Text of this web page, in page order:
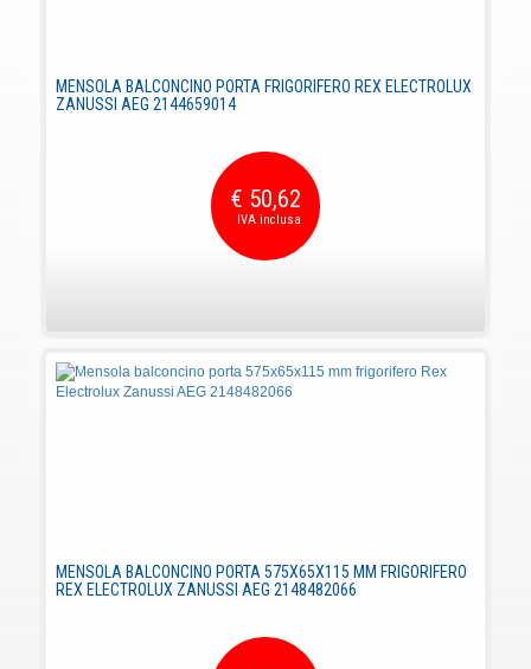
MENSOLA BALCONCINO PORTA FRIGORIFERO REX ELECTROLUX
ZANUSSI AEG 2144659014
€ 50,62
MENSOLA BALCONCINO PORTA 575X65X115 MM FRIGORIFERO
REX ELECTROLUX ZANUSSI AEG 2148482066